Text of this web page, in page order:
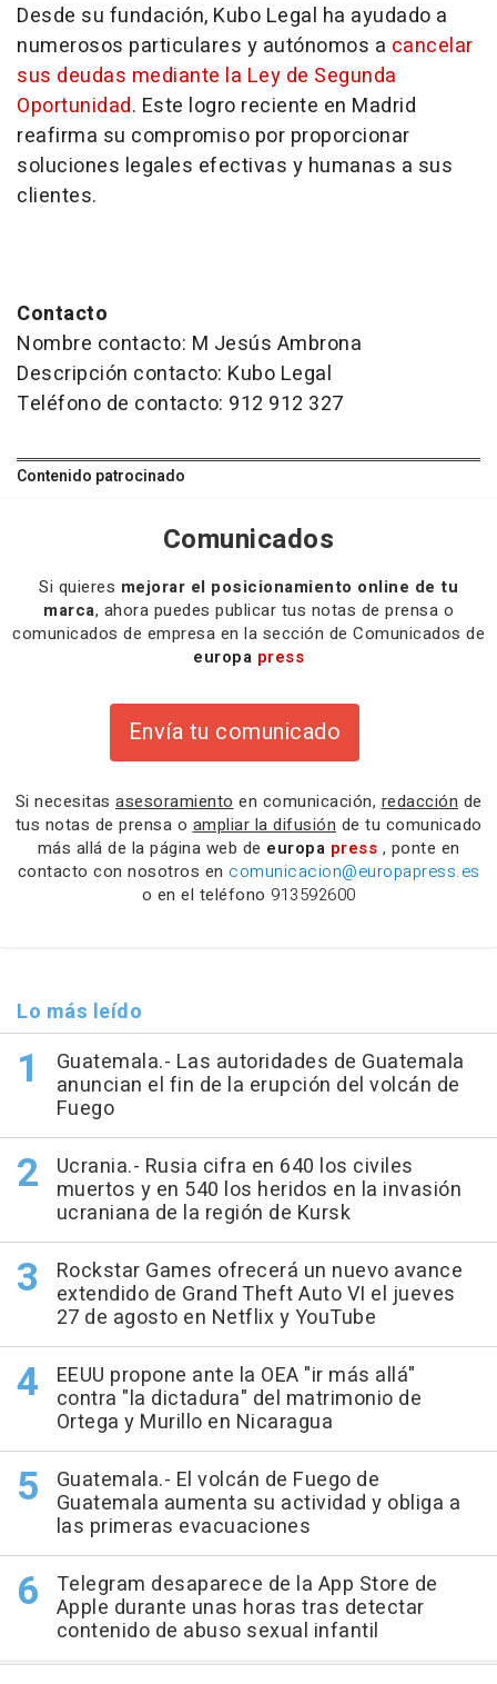
Desde su fundación, Kubo Legal ha ayudado a
numerosos particulares y autónomos a cancelar
sus deudas mediante la Ley de Segunda
Oportunidad. Este logro reciente en Madrid
reafirma su compromiso por proporcionar
soluciones legales efectivas y humanas a sus
clientes.
Contacto
Nombre contacto: M Jesús Ambrona
Descripción contacto: Kubo Legal
Teléfono de contacto: 912 912 327
Contenido patrocinado
Comunicados
Si quieres mejorar el posicionamiento online de tu
marca, ahora puedes publicar tus notas de prensa o
comunicados de empresa en la sección de Comunicados de
europa press
Envía tu comunicado
Si necesitas asesoramiento en comunicación, redacción de
tus notas de prensa o ampliar la difusión de tu comunicado
más allá de la página web de europa press , ponte en
contacto con nosotros en comunicacion@europapress.es
o en el teléfono 913592600
Lo más leído
Guatemala.- Las autoridades de Guatemala
anuncian el fin de la erupción del volcán de
Fuego
Ucrania.- Rusia cifra en 640 los civiles
muertos y en 540 los heridos en la invasión
ucraniana de la región de Kursk
Rockstar Games ofrecerá un nuevo avance
extendido de Grand Theft Auto VI el jueves
27 de agosto en Netflix y YouTube
EEUU propone ante la OEA "ir más allá"
contra "la dictadura" del matrimonio de
Ortega y Murillo en Nicaragua
Guatemala.- El volcán de Fuego de
Guatemala aumenta su actividad y obliga a
las primeras evacuaciones
Telegram desaparece de la App Store de
Apple durante unas horas tras detectar
contenido de abuso sexual infantil